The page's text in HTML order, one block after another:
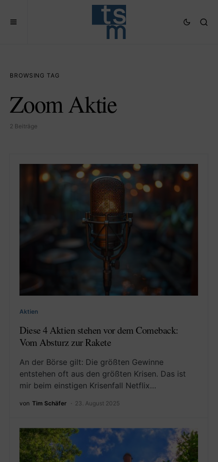
BROWSING TAG
Zoom Aktie
2 Beiträge
Aktien
Diese 4 Aktien stehen vor dem Comeback:
Vom Absturz zur Rakete
An der Börse gilt: Die größten Gewinne
entstehen oft aus den größten Krisen. Das ist
mir beim einstigen Krisenfall Netflix…
von Tim Schäfer 23. August 2025